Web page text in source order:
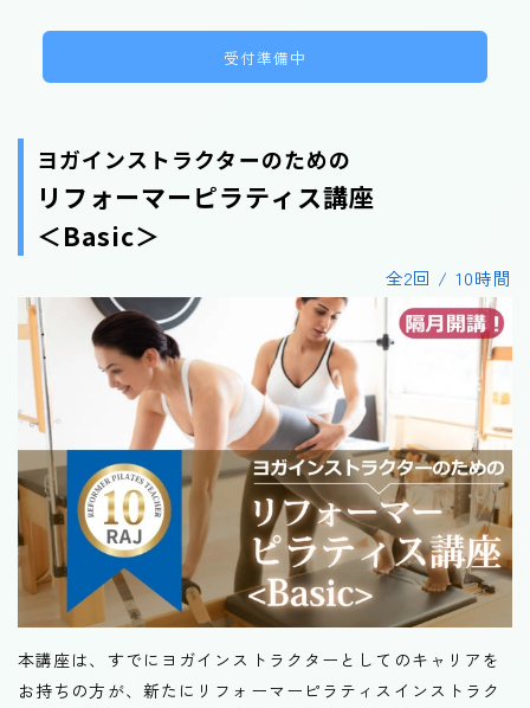
受付準備中
ヨガインストラクターのための
リフォーマーピラティス講座
＜Basic＞
全2回 / 10時間
ヨガ指導経験者限定
本講座は、すでにヨガインストラクターとしてのキャリアを
お持ちの方が、新たにリフォーマーピラティスインストラク